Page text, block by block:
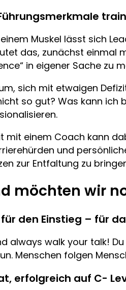
Muskel lässt sich
das, zunächst einmal
in eigener Sache zu
sich mit etwaigen
so gut? Was kann ich
mit einem Coach kann
und
zur Entfaltung zu
möchten wir
den Einstieg – für
always walk your talk!
Menschen folgen
erfolgreich auf C-